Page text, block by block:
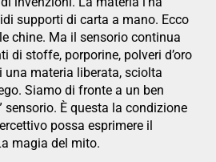
supporti di carta a mano. Ecco
chine. Ma il sensorio continua
di stoffe, porporine, polveri d’oro
una materia liberata, sciolta
Siamo di fronte a un ben
sensorio. È questa la condizione
possa esprimere il
magia del mito.